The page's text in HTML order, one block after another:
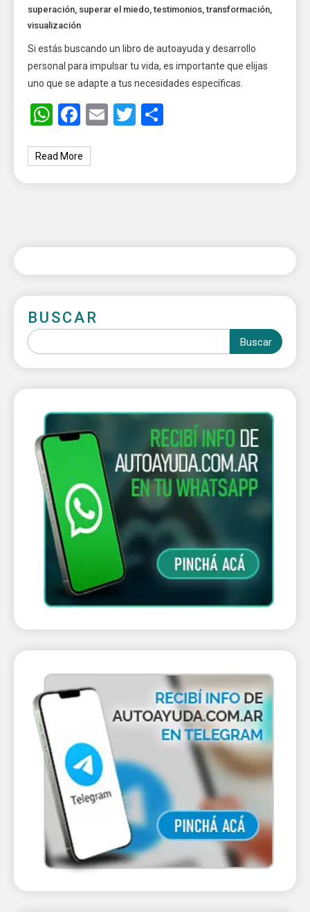
superación, superar el miedo,testimonios,transformación,
visualización
Si estás buscando un libro de autoayuda y desarrollo
personal para impulsar tu vida, es importante que elijas
uno que se adapte a tus necesidades específicas.
WhatsApp
Facebook
EmailTwitter
Read More
BUSCAR
Buscar